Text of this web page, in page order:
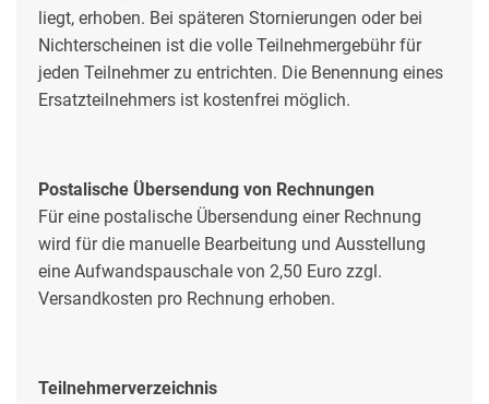
liegt, erhoben. Bei späteren Stornierungen oder bei
Nichterscheinen ist die volle Teilnehmergebühr für
jeden Teilnehmer zu entrichten. Die Benennung eines
Ersatzteilnehmers ist kostenfrei möglich.
Postalische Übersendung von Rechnungen
Für eine postalische Übersendung einer Rechnung
wird für die manuelle Bearbeitung und Ausstellung
eine Aufwandspauschale von 2,50 Euro zzgl.
Versandkosten pro Rechnung erhoben.
Teilnehmerverzeichnis